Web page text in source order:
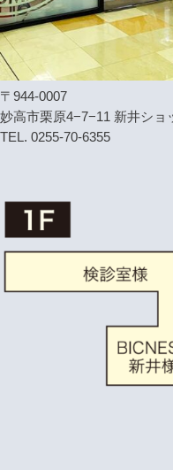
〒944-0007
妙高市栗原4−7−11 新井ショ
TEL. 0255-70-6355